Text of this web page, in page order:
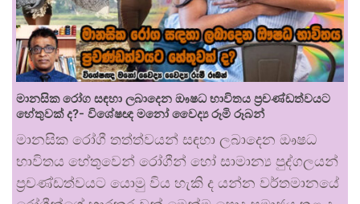
මානසික රෝග සඳහා ලබාදෙන ඖෂධ භාවිතය ප්‍රචණ්ඩත්වයට
හේතුවක් ද?- විශේෂඥ මනෝ වෛද්‍ය රූමි රූබන්
මානසික රෝගී තත්ත්වයන් සඳහා ලබාදෙන ඖෂධ
භාවිතය හේතුවෙන් රෝගීන් හෝ සාමාන්‍ය පුද්ගලයන්
ප්‍රචණ්ඩත්වයට යොමු විය හැකි ද යන්න වර්තමානයේ